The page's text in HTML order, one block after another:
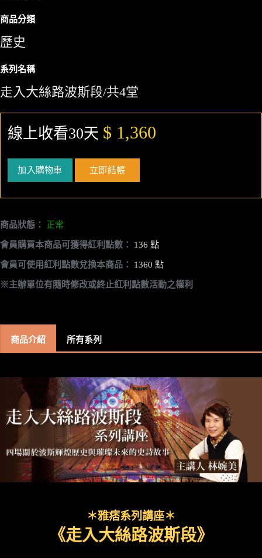
商品分類
歷史
系列名稱
走入大絲路波斯段/共4堂
線上收看30天 $ 1,360
加入購物車 立即結帳
商品狀態： 正常
會員購買本商品可獲得紅利點數： 136 點
會員可使用紅利點數兌換本商品： 1360 點
※主辦單位有隨時修改或終止紅利點數活動之權利
商品介紹 所有系列
＊雅痞系列講座＊
《走入大絲路波斯段》